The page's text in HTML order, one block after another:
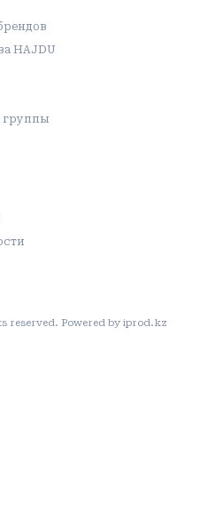
HAJDU
группы
reserved. Powered by iprod.kz